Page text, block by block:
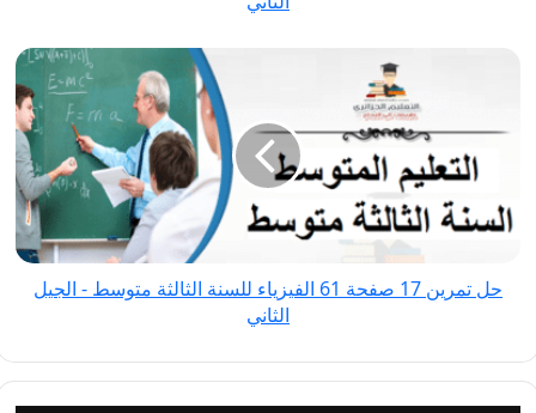
الفيزياء
للسنة
متوسط
الثاني
حل تمرين 17 صفحة 61 الفيزياء للسنة الثالثة متوسط - الجيل
الثاني